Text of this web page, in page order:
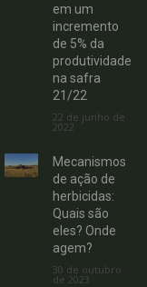
em um
incremento
de 5% da
produtividade
na safra
21/22
22 de junho de
2022
Mecanismos
de ação de
herbicidas:
Quais são
eles? Onde
agem?
30 de outubro
de 2023